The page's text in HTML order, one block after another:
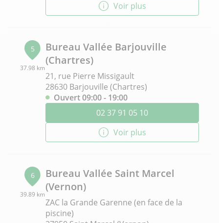
Voir plus
5
37.98 km
Bureau Vallée Barjouville
(Chartres)
21, rue Pierre Missigault
28630 Barjouville (Chartres)
Ouvert 09:00 - 19:00
02 37 91 05 10
Voir plus
6
39.89 km
Bureau Vallée Saint Marcel
(Vernon)
ZAC la Grande Garenne (en face de la
piscine)